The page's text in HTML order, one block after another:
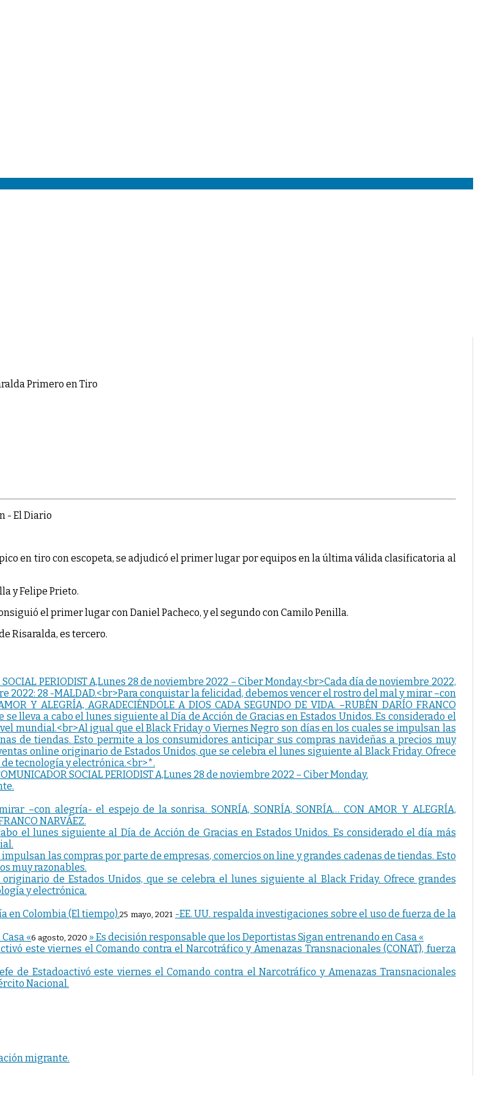
Primero en Tiro
en tiro con escopeta, se adjudicó el primer lugar por equipos en la última válida clasificatoria al
y Felipe Prieto.
el primer lugar con Daniel Pacheco, y el segundo con Camilo Penilla.
Risaralda, es tercero.
SOCIAL PERIODIST A,Lunes 28 de noviembre 2022 – Ciber Monday.
–con alegría- el espejo de la sonrisa. SONRÍA, SONRÍA, SONRÍA… CON AMOR Y ALEGRÍA,
NARVÁEZ.
el lunes siguiente al Día de Acción de Gracias en Estados Unidos. Es considerado el día más
las compras por parte de empresas, comercios on line y grandes cadenas de tiendas. Esto
muy razonables.
de Estados Unidos, que se celebra el lunes siguiente al Black Friday. Ofrece grandes
y electrónica.
25 mayo, 2021 -EE. UU. respalda investigaciones sobre el uso de fuerza de la
6 agosto, 2020 » Es decisión responsable que los Deportistas Sigan entrenando en Casa «
de Estadoactivó este viernes el Comando contra el Narcotráfico y Amenazas Transnacionales
Nacional.
migrante.